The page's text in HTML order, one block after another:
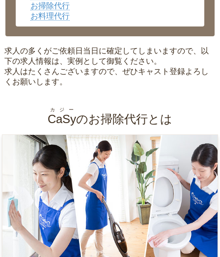
お掃除代行
お料理代行
求人の多くがご依頼日当日に確定してしまいますので、以
下の求人情報は、実例として御覧ください。
求人はたくさんございますので、ぜひキャスト登録よろし
くお願いします。
CaSy
カジー
のお掃除代行とは